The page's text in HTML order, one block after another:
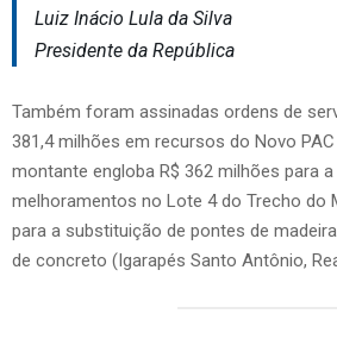
Luiz Inácio Lula da Silva
Presidente da República
Também foram assinadas ordens de
381,4 milhões em recursos do Novo PAC
montante engloba R$ 362 milhões para
melhoramentos no Lote 4 do Trecho do
para a substituição de pontes de
de concreto (Igarapés Santo Antônio,